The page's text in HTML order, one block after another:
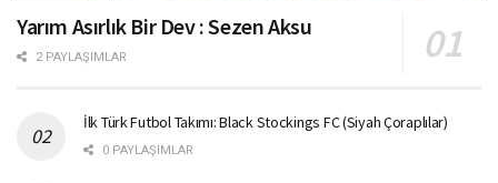
Yarım Asırlık Bir Dev : Sezen Aksu
2 PAYLAŞIMLAR
İlk Türk Futbol Takımı: Black Stockings FC (Siyah Çoraplılar)
0 PAYLAŞIMLAR